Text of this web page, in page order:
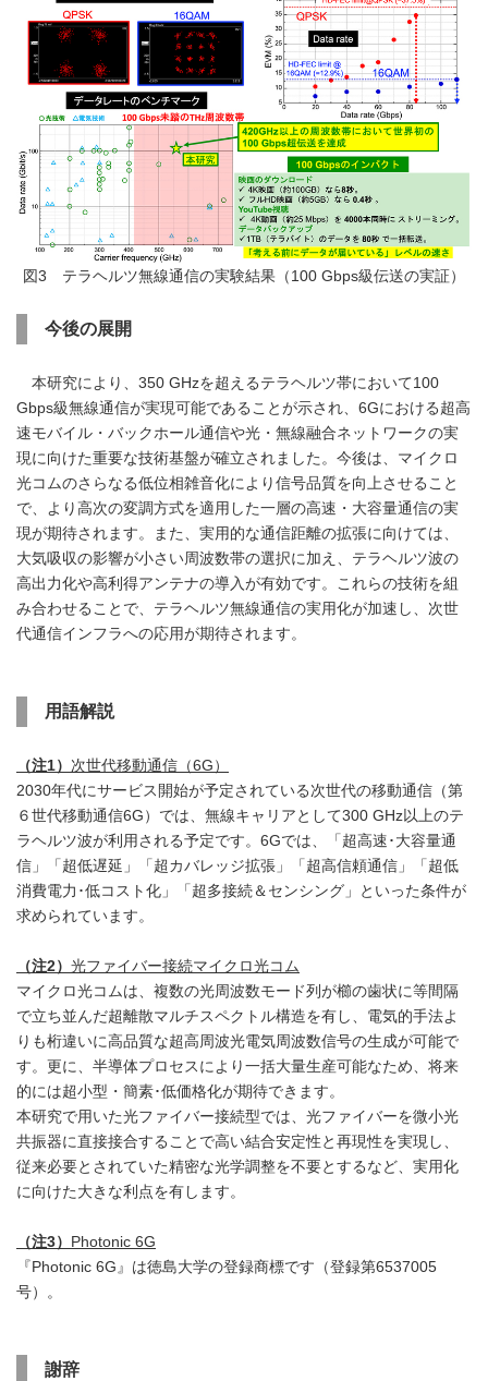
図3 テラヘルツ無線通信の実験結果（100 Gbps級伝送の実証）
今後の展開
本研究により、350 GHzを超えるテラヘルツ帯において100
Gbps級無線通信が実現可能であることが示され、6Gにおける超高
速モバイル・バックホール通信や光・無線融合ネットワークの実
現に向けた重要な技術基盤が確立されました。今後は、マイクロ
光コムのさらなる低位相雑音化により信号品質を向上させること
で、より高次の変調方式を適用した一層の高速・大容量通信の実
現が期待されます。また、実用的な通信距離の拡張に向けては、
大気吸収の影響が小さい周波数帯の選択に加え、テラヘルツ波の
高出力化や高利得アンテナの導入が有効です。これらの技術を組
み合わせることで、テラヘルツ無線通信の実用化が加速し、次世
代通信インフラへの応用が期待されます。
用語解説
（注1） 次世代移動通信（6G）
2030年代にサービス開始が予定されている次世代の移動通信（第
６世代移動通信6G）では、無線キャリアとして300 GHz以上のテ
ラヘルツ波が利用される予定です。6Gでは、「超高速･大容量通
信」「超低遅延」「超カバレッジ拡張」「超高信頼通信」「超低
消費電力･低コスト化」「超多接続＆センシング」といった条件が
求められています。
（注2） 光ファイバー接続マイクロ光コム
マイクロ光コムは、複数の光周波数モード列が櫛の歯状に等間隔
で立ち並んだ超離散マルチスペクトル構造を有し、電気的手法よ
りも桁違いに高品質な超高周波光電気周波数信号の生成が可能で
す。更に、半導体プロセスにより一括大量生産可能なため、将来
的には超小型・簡素･低価格化が期待できます。
本研究で用いた光ファイバー接続型では、光ファイバーを微小光
共振器に直接接合することで高い結合安定性と再現性を実現し、
従来必要とされていた精密な光学調整を不要とするなど、実用化
に向けた大きな利点を有します。
（注3）
Photonic 6G
『Photonic 6G』は徳島大学の登録商標です（登録第6537005
号）。
謝辞